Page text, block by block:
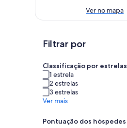
Ver no mapa
Filtrar por
Classificação por estrelas
1 estrela
2 estrelas
3 estrelas
Ver mais
Pontuação dos hóspedes